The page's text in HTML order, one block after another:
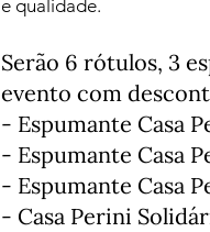
Serão 6 rótulos, 3
evento com
- Espumante Casa
- Espumante Casa
- Espumante Casa
- Casa Perini